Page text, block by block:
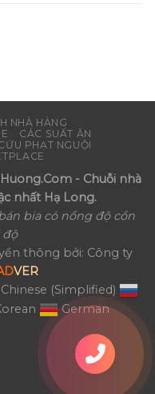
NHÀ HÀNG
CÁC SUẤT ĂN
PHẠT NGUỘI
- Chuỗi nhà
nhất Hạ Long.
bia có nồng độ cồn
độ
thông bởi: Công ty
VER
Chinese (Simplified)
German